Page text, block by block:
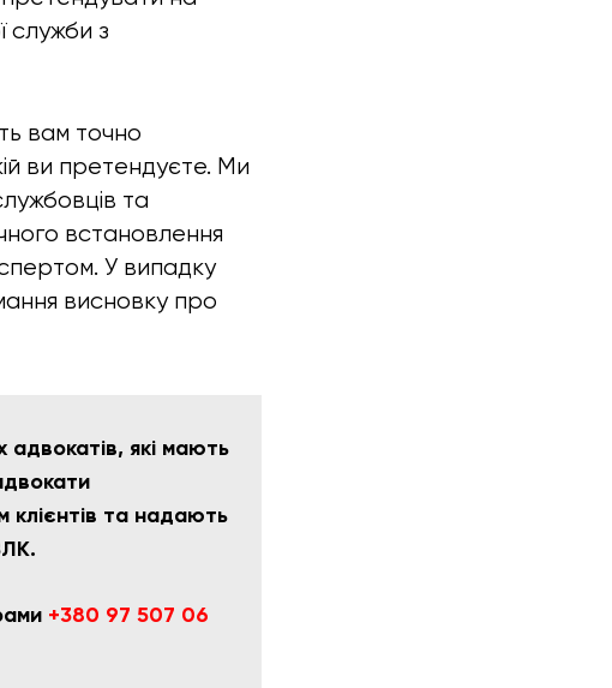
служби з
вам точно
ви претендуєте. Ми
та
встановлення
У випадку
висновку про
адвокатів, які мають
клієнтів та надають
+380 97 507 06